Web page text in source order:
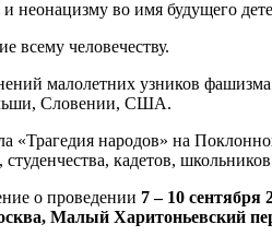
неонацизму во имя будущего
всему человечеству.
малолетних узников
Словении, США.
народов» на
кадетов,
о проведении 7 – 10
Малый Харитоньевский